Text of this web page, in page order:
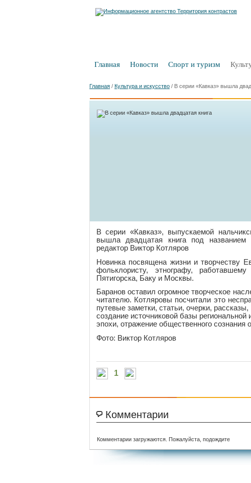
Главная Новости Спорт и туризм
Главная / Культура и искусство / В серии «Кавказ» вышла
В серии «Кавказ», выпускаемой
вышла двадцатая книга под названием
редактор Виктор Котляров
Новинка посвящена жизни и творчеству
фольклористу, этнографу,
Пятигорска, Баку и Москвы.
Баранов оставил огромное творческое
читателю. Котляровы посчитали это
путевые заметки, статьи, очерки,
создание источниковой базы
эпохи, отражение общественного
Фото: Виктор Котляров
1
Комментарии
Комментарии загружаются. Пожалуйста, подождите